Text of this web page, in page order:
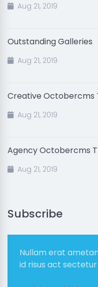
Aug 21, 2019
Outstanding Galleries
Aug 21, 2019
Creative Octobercms
Aug 21, 2019
Agency Octobercms
Aug 21, 2019
Subscribe
Nullam erat
id risus act